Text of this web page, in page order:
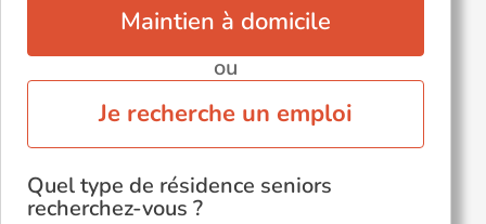
Maintien à domicile
ou
Je recherche un emploi
Quel type de résidence seniors
recherchez-vous ?